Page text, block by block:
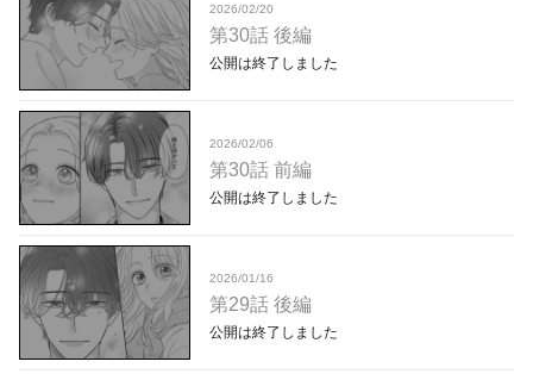
2026/02/20
第30話 後編
公開は終了しました
2026/02/06
第30話 前編
公開は終了しました
2026/01/16
第29話 後編
公開は終了しました